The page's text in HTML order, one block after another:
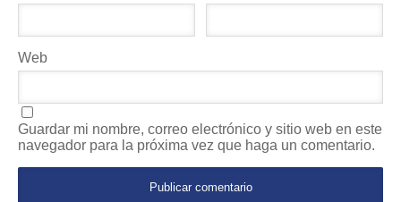
Web
Guardar mi nombre, correo electrónico y sitio web en este
navegador para la próxima vez que haga un comentario.